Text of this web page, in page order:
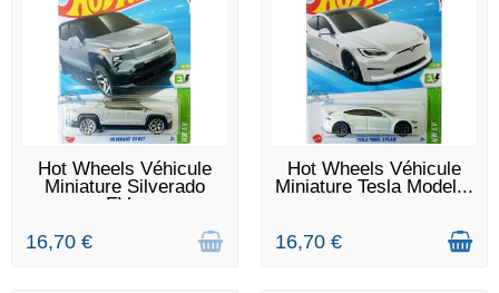
RUPTURE DE STOCK
Hot Wheels Véhicule
Miniature Silverado
EV...
16,70 €
DERNIERS ARTICLES EN
STOCK
Hot Wheels Véhicule
Miniature Tesla Model...
16,70 €